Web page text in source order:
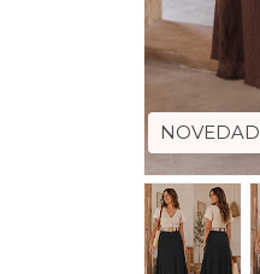
NOVEDAD